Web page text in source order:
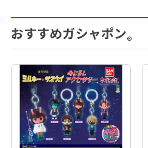
おすすめガシャポン®